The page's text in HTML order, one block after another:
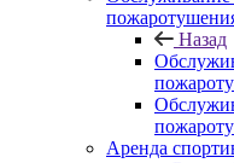
Назад
Аренда